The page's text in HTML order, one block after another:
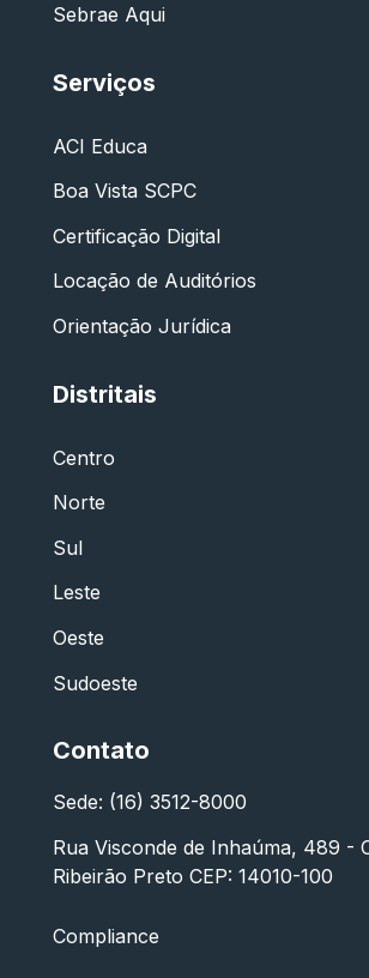
Sebrae Aqui
Serviços
ACI Educa
Boa Vista SCPC
Certificação Digital
Locação de Auditórios
Orientação Jurídica
Distritais
Centro
Norte
Sul
Leste
Oeste
Sudoeste
Contato
Sede: (16) 3512-8000
Rua Visconde de Inhaúma, 489 -
Ribeirão Preto CEP: 14010-100
Compliance